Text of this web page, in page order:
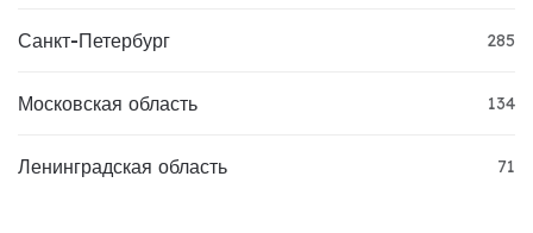
Санкт-Петербург 285
Московская область 134
Ленинградская область 71